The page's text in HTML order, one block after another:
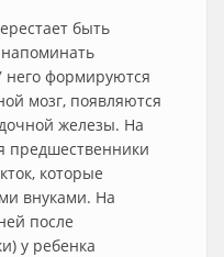
быть
формируются
мозг, появляются
железы. На
предшественники
которые
внуками. На
после
у ребенка